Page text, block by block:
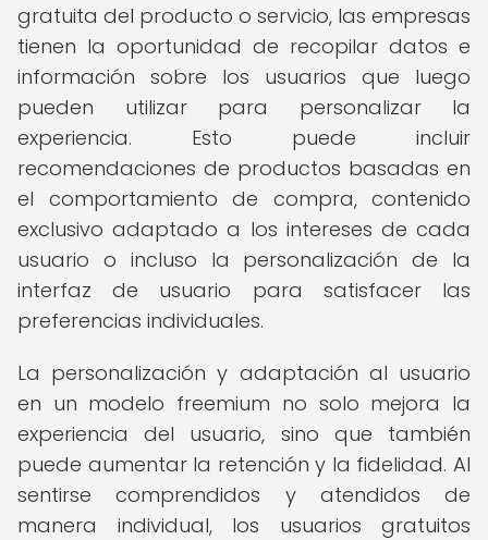
gratuita del producto o servicio, las empresas
tienen la oportunidad de recopilar datos e
información sobre los usuarios que luego
pueden utilizar para personalizar la
experiencia. Esto puede incluir
recomendaciones de productos basadas en
el comportamiento de compra, contenido
exclusivo adaptado a los intereses de cada
usuario o incluso la personalización de la
interfaz de usuario para satisfacer las
preferencias individuales.
La personalización y adaptación al usuario
en un modelo freemium no solo mejora la
experiencia del usuario, sino que también
puede aumentar la retención y la fidelidad. Al
sentirse comprendidos y atendidos de
manera individual, los usuarios gratuitos